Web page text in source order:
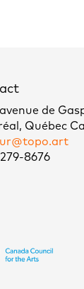
de
Québec
8676